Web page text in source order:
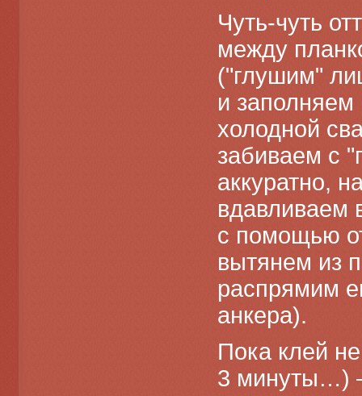
Чуть-чуть
между
("глушим"
и заполняем
холодной
забиваем с
аккуратно,
вдавливаем
с помощью
вытянем из
распрямим
анкера).
Пока клей
3 минуты…)